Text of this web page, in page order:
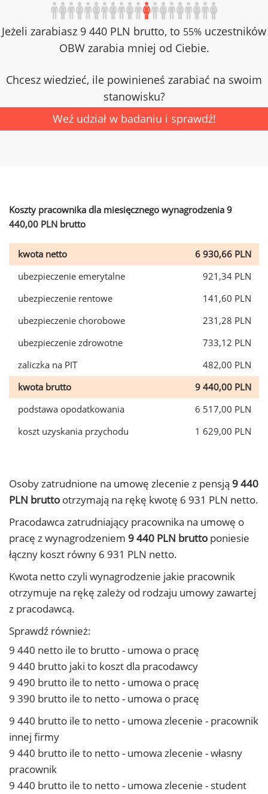
Jeżeli zarabiasz 9 440 PLN brutto, to 55% uczestników
OBW zarabia mniej od Ciebie.
Chcesz wiedzieć, ile powinieneś zarabiać na swoim
stanowisku?
Weź udział w badaniu i sprawdź!
Koszty pracownika dla miesięcznego wynagrodzenia 9
440,00 PLN brutto
kwota netto
6 930,66 PLN
ubezpieczenie emerytalne
921,34 PLN
ubezpieczenie rentowe
141,60 PLN
ubezpieczenie chorobowe
231,28 PLN
ubezpieczenie zdrowotne
733,12 PLN
zaliczka na PIT
482,00 PLN
kwota brutto
9 440,00 PLN
podstawa opodatkowania
6 517,00 PLN
koszt uzyskania przychodu
1 629,00 PLN
Osoby zatrudnione na umowę zlecenie z pensją 9 440
PLN brutto otrzymają na rękę kwotę 6 931 PLN netto.
Pracodawca zatrudniający pracownika na umowę o
pracę z wynagrodzeniem 9 440 PLN brutto poniesie
łączny koszt równy 6 931 PLN netto.
Kwota netto czyli wynagrodzenie jakie pracownik
otrzymuje na rękę zależy od rodzaju umowy zawartej
z pracodawcą.
Sprawdź również:
9 440 netto ile to brutto - umowa o pracę
9 440 brutto jaki to koszt dla pracodawcy
9 490 brutto ile to netto - umowa o pracę
9 390 brutto ile to netto - umowa o pracę
9 440 brutto ile to netto - umowa zlecenie - pracownik
innej firmy
9 440 brutto ile to netto - umowa zlecenie - własny
pracownik
9 440 brutto ile to netto - umowa zlecenie - student